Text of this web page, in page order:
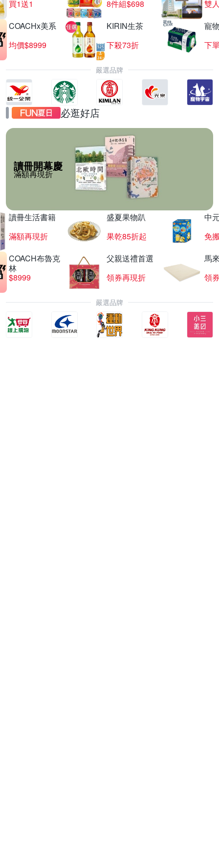
買1送1
8件組$698
COACHx美系
均價$8999
KIRIN生茶
下殺73折
寵
下
嚴選品牌
必逛好店
讀冊開幕慶
滿額再現折
讀冊生活書籍
滿額再現折
盛夏果物趴
果乾85折起
中
免
COACH布魯克
林
$8999
父親送禮首選
領券再現折
馬
領
嚴選品牌